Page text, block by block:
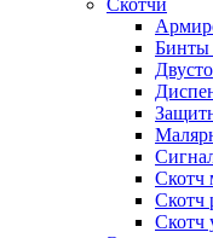
Скотчи
Бинты
Скотч
Скотч
Скотч